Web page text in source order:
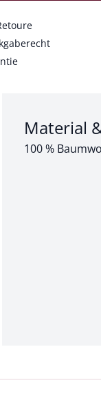
Abschnitt 3
Material
100 %